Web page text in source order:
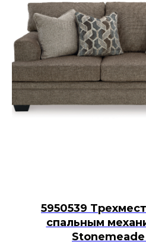
5950539
спальным